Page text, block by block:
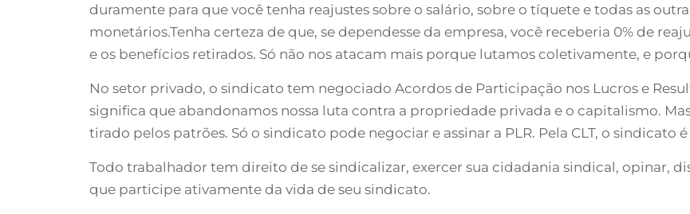
duramente para que você tenha reajustes sobre o salário, sobre o tíquete e todas as
monetários.Tenha certeza de que, se dependesse da empresa, você receberia 0% de
e os benefícios retirados. Só não nos atacam mais porque lutamos coletivamente, e
No setor privado, o sindicato tem negociado Acordos de Participação nos Lucros e
significa que abandonamos nossa luta contra a propriedade privada e o capitalismo.
tirado pelos patrões. Só o sindicato pode negociar e assinar a PLR. Pela CLT, o sindicato
Todo trabalhador tem direito de se sindicalizar, exercer sua cidadania sindical, opinar,
que participe ativamente da vida de seu sindicato.